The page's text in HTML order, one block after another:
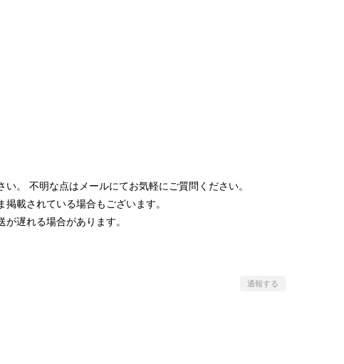
。 不明な点はメールにてお気軽にご質問ください。
載されている場合もございます。
遅れる場合があります。
通報する